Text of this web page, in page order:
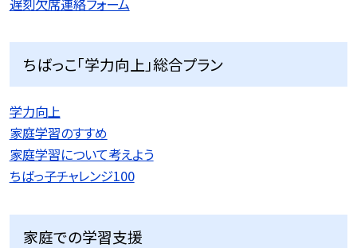
ちばっこ「学力向上」総合プラン
学力向上
家庭学習のすすめ
家庭学習について考えよう
ちばっ子チャレンジ100
家庭での学習支援